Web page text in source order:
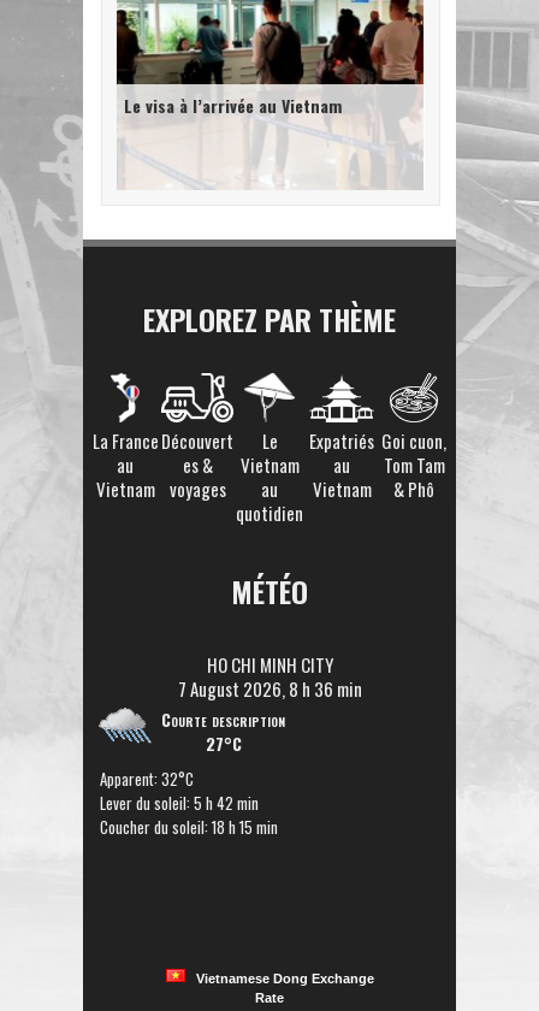
Le visa à l’arrivée au Vietnam
EXPLOREZ PAR THÈME
La France
au
Vietnam
Découvert
es &
voyages
Le
Vietnam
au
quotidien
Expatriés
au
Vietnam
Goi cuon,
Tom Tam
& Phô
MÉTÉO
HO CHI MINH CITY
7 August 2026, 8 h 36 min
Courte description
27°C
Apparent: 32°C
Lever du soleil: 5 h 42 min
Coucher du soleil: 18 h 15 min
Vietnamese Dong Exchange
Rate